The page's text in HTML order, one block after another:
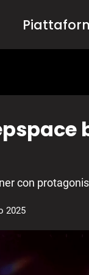
con
2025